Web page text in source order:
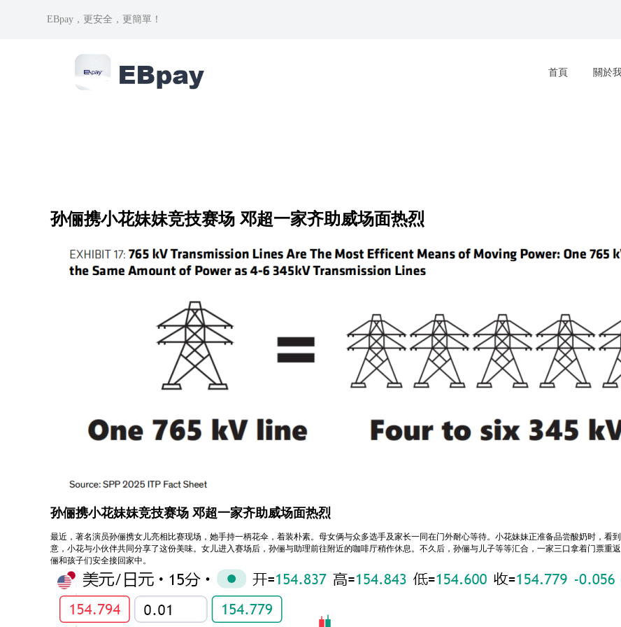
EBpay，更安全，更簡單！
首頁 關於
孙俪携小花妹妹竞技赛场 邓超一家齐助威场面热烈
孙俪携小花妹妹竞技赛场 邓超一家齐助威场面热烈
最近，著名演员孙俪携女儿亮相比赛现场，她手持一柄花伞，着装朴素。母女俩与众多选手及家长一同在门外耐心等待。小花妹妹正准备品尝酸奶时，看
意，小花与小伙伴共同分享了这份美味。女儿进入赛场后，孙俪与助理前往附近的咖啡厅稍作休息。不久后，孙俪与儿子等等汇合，一家三口拿着门票
俪和孩子们安全接回家中。